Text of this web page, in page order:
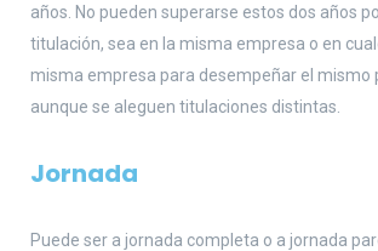
años. No pueden superarse estos dos años
titulación, sea en la misma empresa o en
misma empresa para desempeñar el mismo
aunque se aleguen titulaciones distintas.
Jornada
Puede ser a jornada completa o a jornada